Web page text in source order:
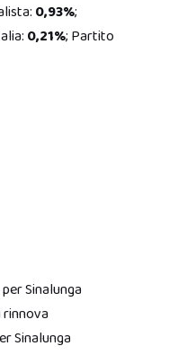
0,93%;
0,21%; Partito
Sinalunga
rinnova
Sinalunga